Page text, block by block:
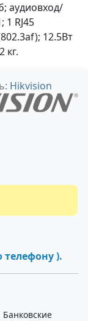
аудиовход/
RJ45
12.5Вт
кг.
Hikvision
телефону ).
Банковские